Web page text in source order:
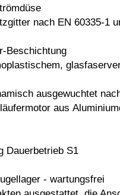
nach EN 60335-1
Beschichtung
ausgewuchtet
aus
Dauerbetrieb S1
- wartungsfrei